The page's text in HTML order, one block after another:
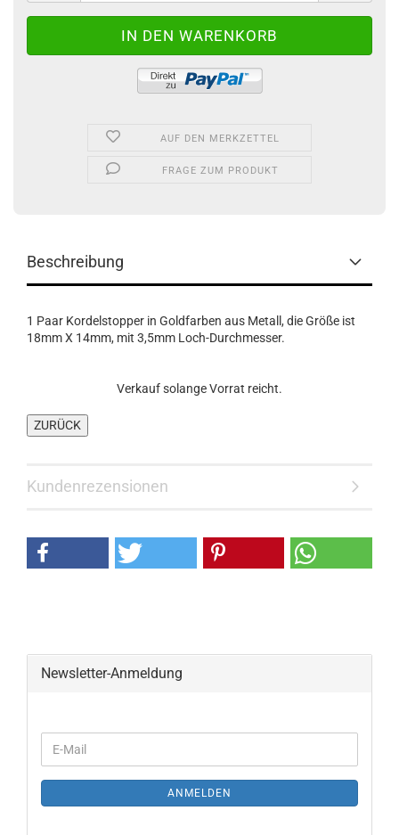
AUF DEN MERKZETTEL
FRAGE ZUM PRODUKT
Beschreibung
1 Paar Kordelstopper in Goldfarben aus Metall, die Größe ist
18mm X 14mm, mit 3,5mm Loch-Durchmesser.
Verkauf solange Vorrat reicht.
Kundenrezensionen
Newsletter-Anmeldung
ANMELDEN